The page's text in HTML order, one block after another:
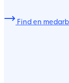
Find en